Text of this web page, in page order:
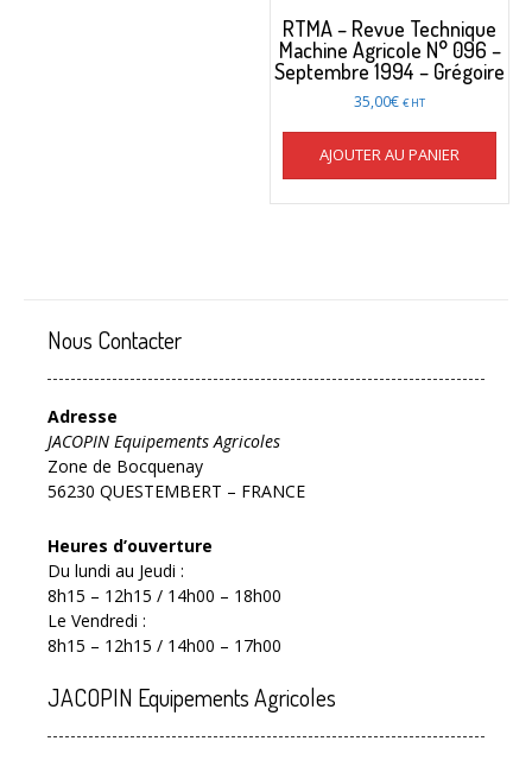
RTMA – Revue Technique
Machine Agricole N° 096 –
Septembre 1994 – Grégoire
35,00€ € HT
AJOUTER AU PANIER
Nous Contacter
Adresse
JACOPIN Equipements Agricoles
Zone de Bocquenay
56230 QUESTEMBERT – FRANCE
Heures d’ouverture
Du lundi au Jeudi :
8h15 – 12h15 / 14h00 – 18h00
Le Vendredi :
8h15 – 12h15 / 14h00 – 17h00
JACOPIN Equipements Agricoles